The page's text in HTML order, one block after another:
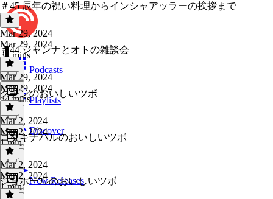
Podcasts
Playlists
Discover
New Releases
＃45 辰年の祝い料理からインシャアッラーの挨拶まで
Mar 29, 2024
Mar 29, 2024
34 mins
＃44 ジャンナとオトの雑談会
Mar 29, 2024
Mar 29, 2024
34 mins
クチンのおいしいツボ
Mar 2, 2024
Mar 2, 2024
1 min
コタキナバルのおいしいツボ
Mar 2, 2024
Mar 2, 2024
1 min
ジョホールのおいしいツボ